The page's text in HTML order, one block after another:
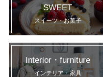
SWEET
スイーツ・お菓子
Interior・furniture
インテリア・家具